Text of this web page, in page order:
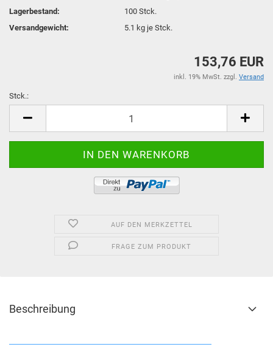
Lagerbestand: 100Stck.
Versandgewicht:
5.1 kg je Stck.
153,76 EUR
inkl. 19% MwSt. zzgl. Versand
Stck.:
AUF DEN MERKZETTEL
FRAGE ZUM PRODUKT
Beschreibung